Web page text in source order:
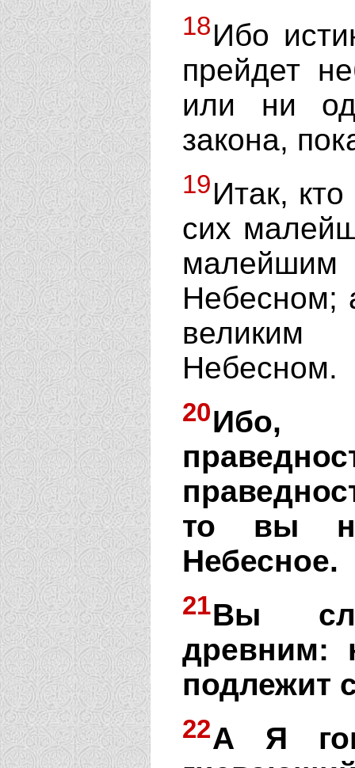
18Ибо
прейдет
или ни
закона,
19Итак,
сих
Небесном;
великим
Небесном.
20Ибо,
то вы
Небесное.
21Вы
древним:
подлежит
22А Я